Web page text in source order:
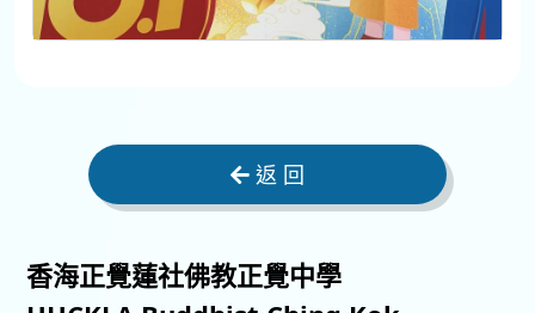
返 回
香海正覺蓮社佛教正覺中學